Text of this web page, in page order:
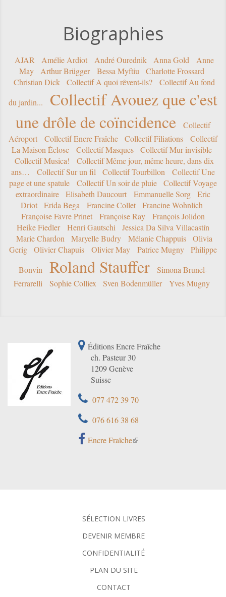
Biographies
AJAR Amélie Ardiot André Ourednik Anna Gold
Anne
May
Arthur Brügger Bessa Myftiu
Charlotte Frossard
Christian Dick
Collectif A quoi rêvent-ils?
Collectif Au fond
du jardin...
Collectif Avouez que c'est
une drôle de coïncidence
Collectif
Aéroport
Collectif Encre Fraîche Collectif Filiations
Collectif
La Maison Éclose
Collectif Masques
Collectif Mur invisible
Collectif Musica!
Collectif Même jour, même heure, dans dix
ans…
Collectif Sur un fil Collectif Tourbillon
Collectif Une
page et une spatule
Collectif Un soir de pluie
Collectif Voyage
extraordinaire
Elisabeth Daucourt Emmanuelle Sorg
Eric
Driot
Erida Bega Francine Collet
Francine Wohnlich
Françoise Favre Prinet
Françoise Ray
François Jolidon
Heike Fiedler
Henri Gautschi
Jessica Da Silva Villacastín
Marie Chardon
Maryelle Budry Mélanie Chappuis
Olivia
Gerig
Olivier Chapuis Olivier May Patrice Mugny
Philippe
Bonvin
Roland Stauffer
Simona Brunel-
Ferrarelli
Sophie Colliex Sven Bodenmüller Yves Mugny
Éditions Encre Fraîche
ch. Pasteur 30
1209 Genève
Suisse
077 472 39 70
076 616 38 68
Encre Fraîche
SÉLECTION LIVRES
DEVENIR MEMBRE
CONFIDENTIALITÉ
PLAN DU SITE
CONTACT